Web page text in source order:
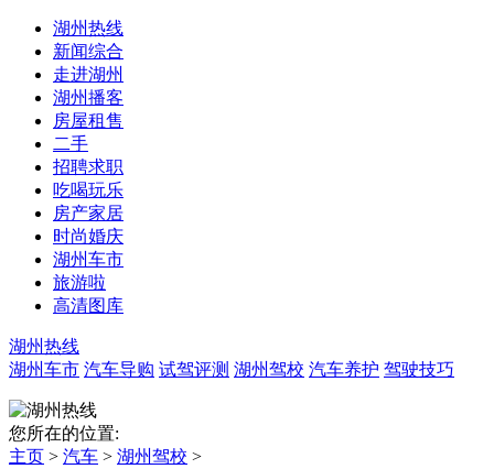
湖州热线
新闻综合
走进湖州
湖州播客
房屋租售
二手
招聘求职
吃喝玩乐
房产家居
时尚婚庆
湖州车市
旅游啦
高清图库
湖州热线
湖州车市 汽车导购 试驾评测 湖州驾校 汽车养护 驾驶技巧
您所在的位置:
主页 > 汽车 > 湖州驾校 >